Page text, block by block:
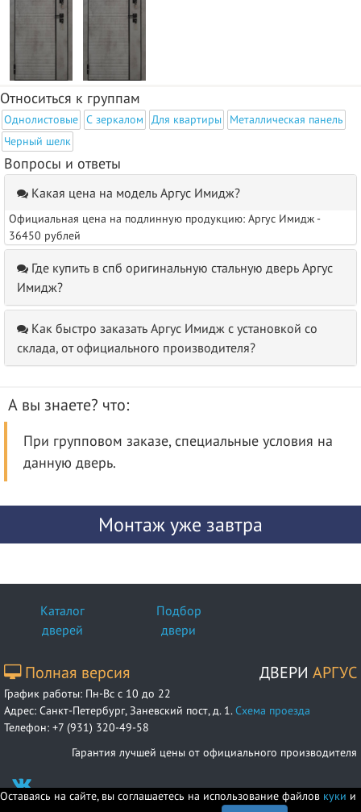
Относиться к группам
Однолистовые С зеркалом Для квартиры
Металлическая панель
Черный шелк
Вопросы и ответы
Какая цена на модель Аргус Имидж?
Официальная цена на подлинную продукцию: Аргус Имидж -
36450 рублей
Где купить в спб оригинальную стальную дверь Аргус
Имидж?
Как быстро заказать Аргус Имидж с установкой со
склада, от официального производителя?
А вы знаете? что:
При групповом заказе, специальные условия на
данную дверь.
Монтаж уже завтра
Каталог
дверей
Подбор
двери
Полная версия ДВЕРИ АРГУС
График работы: Пн-Вс с 10 до 22
Адрес: Санкт-Петербург, Заневский пост, д. 1.Схема проезда
Телефон: +7 (931) 320-49-58
Гарантия лучшей цены от официального производителя
Оставаясь на сайте, вы соглашаетесь на использование файлов куки и